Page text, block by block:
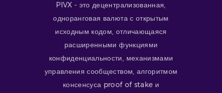
PIVX - это децентрализованная,
одноранговая валюта с открытым
исходным кодом, отличающаяся
расширенными функциями
конфиденциальности, механизмами
управления сообществом, алгоритмом
консенсуса proof of stake и